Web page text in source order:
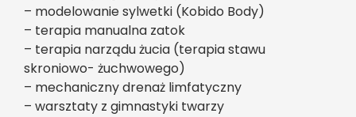
– modelowanie sylwetki (Kobido Body)
– terapia manualna zatok
– terapia narządu żucia (terapia stawu
skroniowo- żuchwowego)
– mechaniczny drenaż limfatyczny
– warsztaty z gimnastyki twarzy